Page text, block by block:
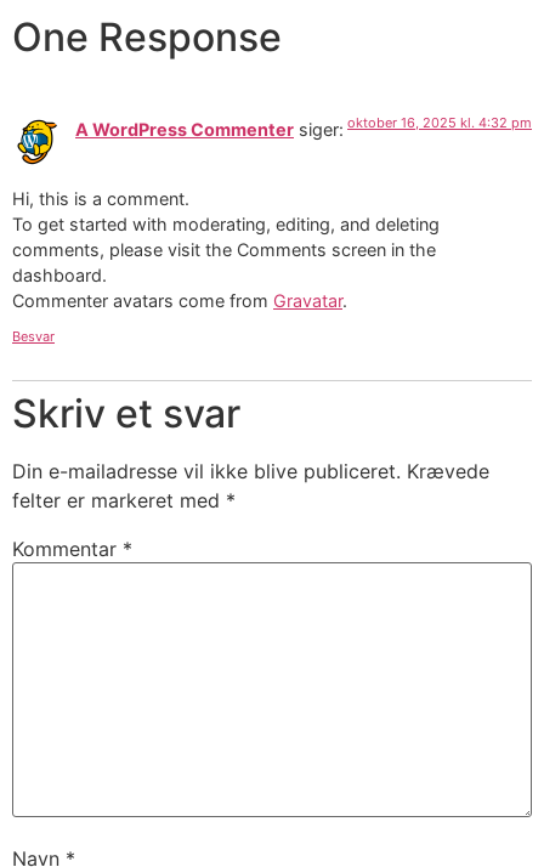
One Response
A WordPress Commenter siger: oktober 16, 2025 kl. 4:32 pm
Hi, this is a comment.
To get started with moderating, editing, and deleting
comments, please visit the Comments screen in the
dashboard.
Commenter avatars come from Gravatar.
Besvar
Skriv et svar
Din e-mailadresse vil ikke blive publiceret. Krævede
felter er markeret med *
Kommentar *
Navn *